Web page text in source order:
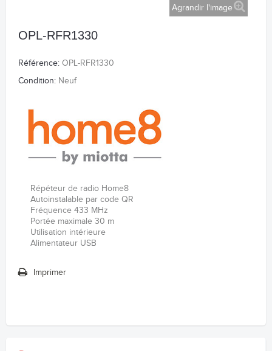
Agrandir l'image
OPL-RFR1330
Référence: OPL-RFR1330
Condition: Neuf
Répéteur de radio Home8
Autoinstalable par code QR
Fréquence 433 MHz
Portée maximale 30 m
Utilisation intérieure
Alimentateur USB
Imprimer